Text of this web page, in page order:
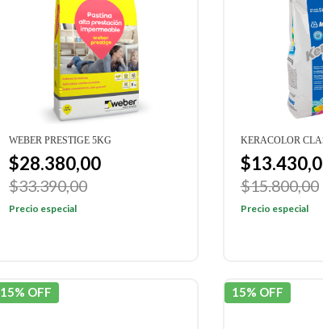
WEBER PRESTIGE 5KG
$28.380,00
$33.390,00
Precio especial
KERACOLOR
$15.800,00
Precio especial
15% OFF 15% OFF